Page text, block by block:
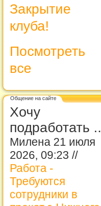
Закрытие
клуба!
Посмотреть
все
Общение на сайте
Хочу
подработать ..
Милена 21 июля
2026, 09:23 //
Работа -
Требуются
сотрудники в